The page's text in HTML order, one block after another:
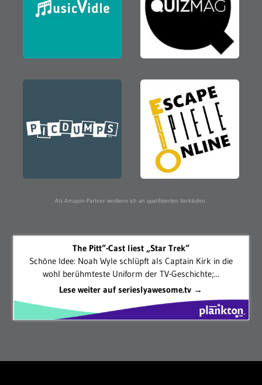
Als Amazon-Partner verdiene ich an qualifizierten Verkäufen.
The Pitt“-Cast liest „Star Trek“
Schöne Idee: Noah Wyle schlüpft als Captain Kirk in die
wohl berühmteste Uniform der TV-Geschichte;...
Lese weiter auf serieslyawesome.tv →